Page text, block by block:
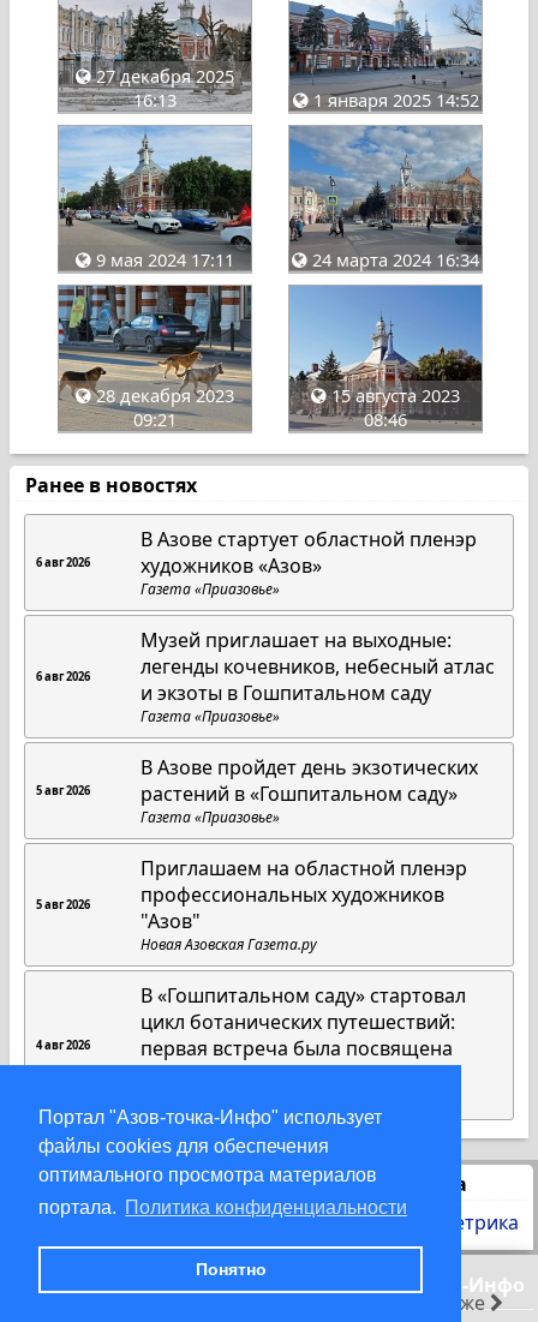
Портал "Азов-точка-Инфо" использует
файлы cookies для обеспечения
оптимального просмотра материалов
портала. Политика конфиденциальности
Понятно
позже
27 декабря 2025
16:13
1 января 2025 14:52
9 мая 2024 17:11 24 марта 2024 16:34
28 декабря 2023
09:21
15 августа 2023
08:46
Ранее в новостях
6 авг 2026
В Азове стартует областной пленэр
художников «Азов»
Газета «Приазовье»
6 авг 2026
Музей приглашает на выходные:
легенды кочевников, небесный атлас
и экзоты в Гошпитальном саду
Газета «Приазовье»
5 авг 2026
В Азове пройдет день экзотических
растений в «Гошпитальном саду»
Газета «Приазовье»
5 авг 2026
Приглашаем на областной пленэр
профессиональных художников
"Азов"
Новая Азовская Газета.ру
4 авг 2026
В «Гошпитальном саду» стартовал
цикл ботанических путешествий:
первая встреча была посвящена
Статистика
© 2000-2026 Азов-точка-Инфо